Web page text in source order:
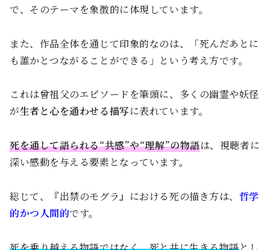
で、そのテーマを象徴的に体現しています。
また、作品全体を通じて印象的なのは、「死んだあとに
も誰かとつながることができる」という考え方です。
これは曾祖父のエピソードを筆頭に、多くの幽霊や妖怪
が生者と心を通わせる描写に表れています。
死を通して語られる“共感”や“理解”の物語は、視聴者に
深い感動を与える要素となっています。
総じて、『出禁のモグラ』における死の描き方は、 哲学
的かつ人間的です。
死を乗り越える物語ではなく、死と共に生きる物語とし